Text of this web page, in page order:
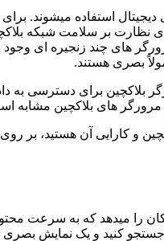
استفاده میشوند.
برای نظارت بر سلامت
های چند زنجیره ای وجود
بصری هستند.
بلاکچین برای دسترسی
و کارایی آن هستید، بر روی
را میدهد که به سرعت
جستجو کنید و یک نمایش